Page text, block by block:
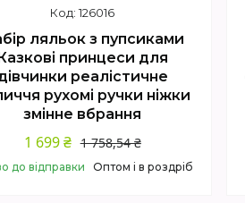
126016
ляльок з пупсиками
Казкові принцеси для
реалістичне
рухомі ручки ніжки
змінне вбрання
1 758,54 ₴
1 699 ₴
до відправки Оптом і в роздріб